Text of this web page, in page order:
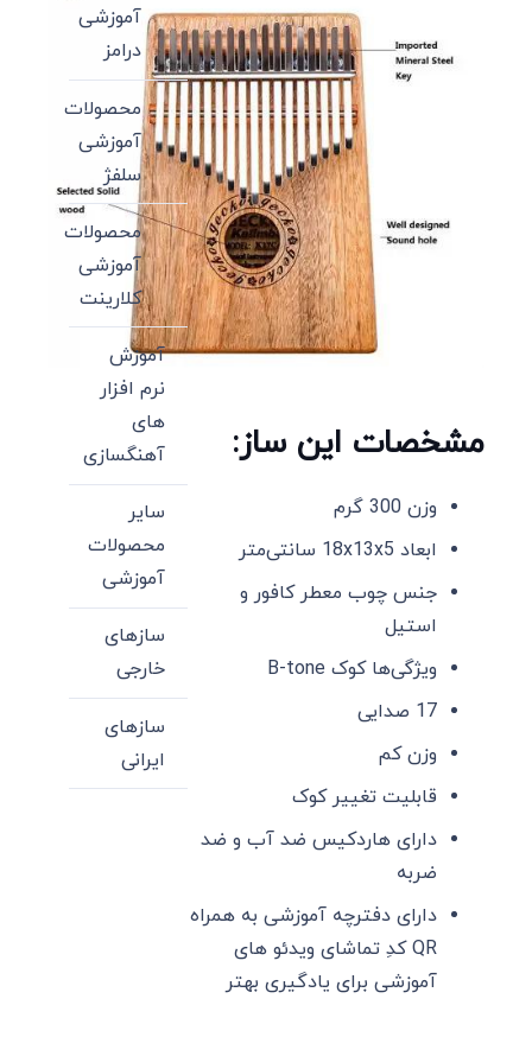
مشخصات این ساز:
وزن 300 گرم
ابعاد 18x13x5 سانتی‌متر
جنس چوب معطر کافور و
استیل
ویژگی‌ها کوک B-tone
17 صدایی
وزن کم
قابلیت تغییر کوک
دارای هاردکیس ضد آب و ضد
ضربه
دارای دفترچه آموزشی به همراه
QR کدِ تماشای ویدئو های
آموزشی برای یادگیری بهتر
آموزشی
درامز
محصولات
آموزشی
سلفژ
محصولات
آموزشی
کلارینت
آموزش
نرم افزار
های
آهنگسازی
سایر
محصولات
آموزشی
سازهای
خارجی
سازهای
ایرانی